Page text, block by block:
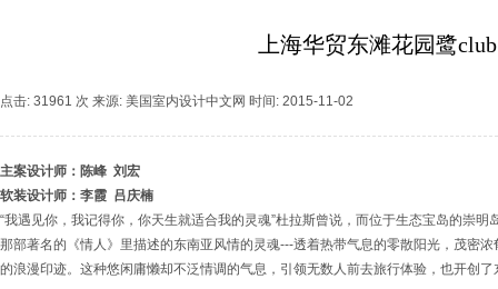
上海华贸东滩花园鹭club
点击: 31961 次 来源: 美国室内设计中文网 时间: 2015-11-02
主案设计师：陈峰 刘宏
软装设计师：李霞 吕庆楠
“我遇见你，我记得你，你天生就适合我的灵魂”杜拉斯曾说，而位于生态宝岛的崇
那部著名的《情人》里描述的东南亚风情的灵魂---透着热带气息的零散阳光，茂密
的浪漫印迹。这种悠闲庸懒却不泛情调的气息，引领无数人前去旅行体验，也开创